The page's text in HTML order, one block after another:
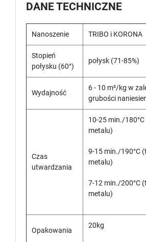
DANE TECHNICZNE
Nanoszenie TRIBO i KORONA
Stopień
połysku (60°)
połysk (71-85%)
Wydajność
6 - 10 m²/kg w
grubości
Czas
utwardzania
10-25 min./
metalu)
9-15 min./190°C
metalu)
7-12 min./200°C
metalu)
Opakowania
20kg